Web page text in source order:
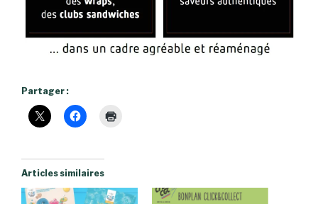
Partager :
Articles similaires